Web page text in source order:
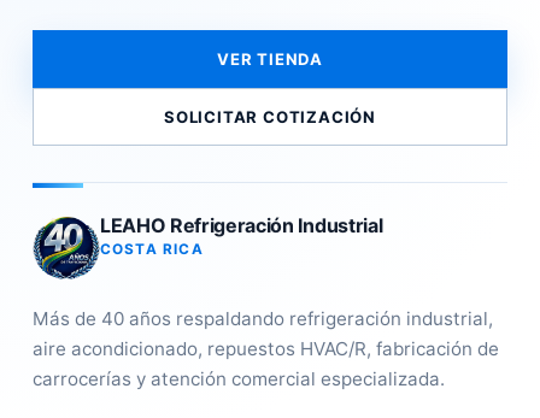
VER TIENDA
SOLICITAR COTIZACIÓN
LEAHO Refrigeración Industrial
COSTA RICA
Más de 40 años respaldando refrigeración industrial,
aire acondicionado, repuestos HVAC/R, fabricación de
carrocerías y atención comercial especializada.